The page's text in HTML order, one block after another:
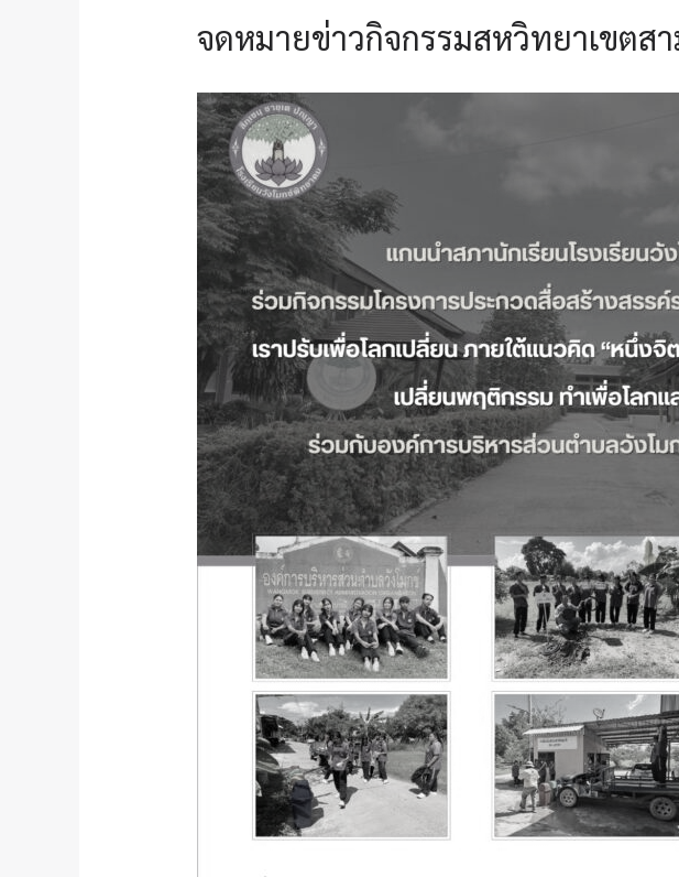
จดหมายข่าวกิจกรรมสหวิทยาเขตส